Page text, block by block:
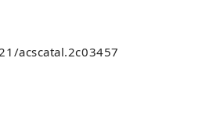
acscatal.2c03457